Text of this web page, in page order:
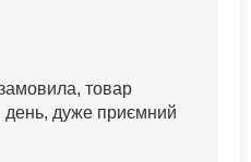
товар
дуже приємний